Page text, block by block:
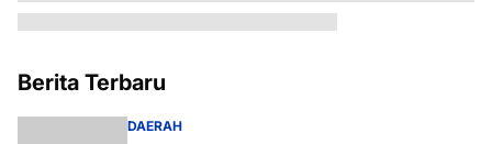
Berita Terbaru
DAERAH